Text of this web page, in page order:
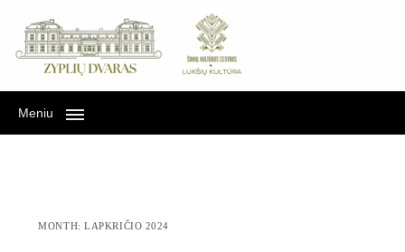
Meniu
MONTH:LAPKRIČIO 2024